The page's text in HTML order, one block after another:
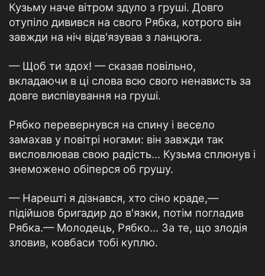
Кузьму наче вітром здуло з груші. Довго
отупіло дивився на свого Рябка, котрого він
завжди на ніч відв'язував з ланцюга.
— Щоб ти здох! — сказав повільно,
вкладаючи в ці слова всю свого ненависть за
довге виспівування на груші.
Рябко перевернувся на спину і весело
замахав у повітрі ногами: він завжди так
висловлював свою радість... Кузьма сплюнув і
знеможено обіперся об грушу.
— Нарешті я дізнався, хто сіно краде,—
підійшов бригадир до в'язки, потім погладив
Рябка.— Молодець, Рябко... За те, що злодія
зловив, ковбаси тобі куплю.